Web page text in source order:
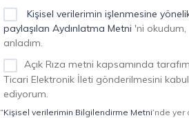
Kişisel verilerimin işlenmesine
paylaşılan Aydınlatma Metni 'ni okudum,
anladım.
Açık Rıza metni kapsamında
Ticari Elektronik İleti gönderilmesini kabul
ediyorum.
“Kişisel verilerimin Bilgilendirme Metni’nde yer